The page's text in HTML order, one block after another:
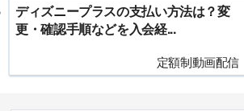
ディズニープラスの支払い方法は？変
更・確認手順などを入会経...
定額制動画配信